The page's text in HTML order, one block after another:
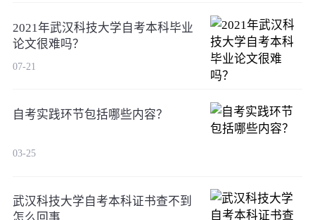
2021年武汉科技大学自考本科毕业
论文很难吗？
07-21
自考实践环节包括哪些内容？
03-25
武汉科技大学自考本科证书查不到